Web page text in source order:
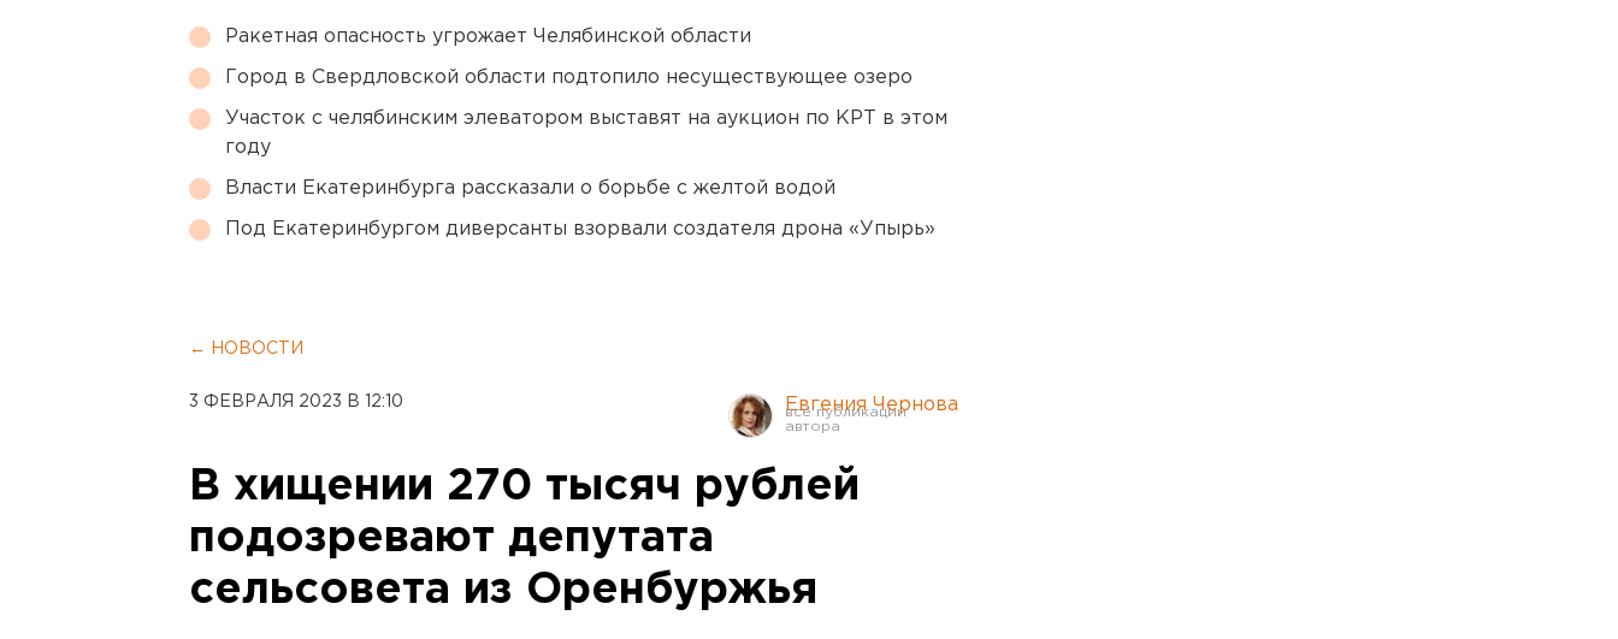
Ракетная опасность угрожает Челябинской области
Город в Свердловской области подтопило несуществующее озеро
Участок с челябинским элеватором выставят на аукцион по КРТ в этом
году
Власти Екатеринбурга рассказали о борьбе с желтой водой
Под Екатеринбургом диверсанты взорвали создателя дрона «Упырь»
← НОВОСТИ
3 ФЕВРАЛЯ 2023 В 12:10 Евгения Чернова
В хищении 270 тысяч рублей
подозревают депутата
сельсовета из Оренбуржья